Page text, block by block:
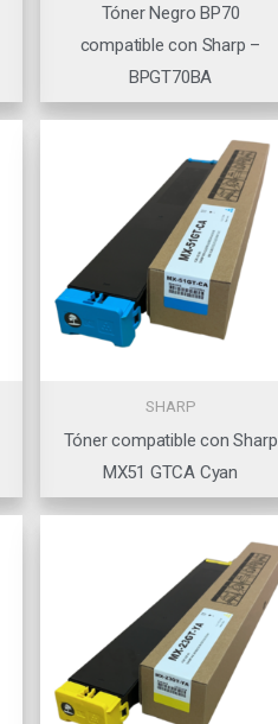
Tóner Negro BP70
compatible con Sharp –
BPGT70BA
SHARP
Tóner compatible con Sharp
MX51 GTCA Cyan